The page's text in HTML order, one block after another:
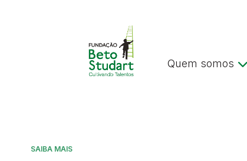
Quem somos
SAIBA MAIS